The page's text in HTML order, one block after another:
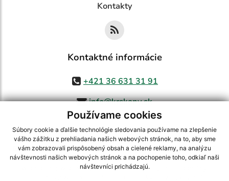
Používame cookies
Súbory cookie a ďalšie technológie sledovania používame na zlepšenie
vášho zážitku z prehliadania našich webových stránok, na to, aby sme
vám zobrazovali prispôsobený obsah a cielené reklamy, na analýzu
návštevnosti našich webových stránok a na pochopenie toho, odkiaľ naši
návštevníci prichádzajú.
Kontakty
Kontaktné informácie
+421 36 631 31 91
info@krskany.sk
využite možnosť získavania aktuálnych informácií s využitím RSS
CMS systém (redakčný) systém ECHELON 2,Mapa stránok,web portál
webex.digital, s.r.o.,domény,registrácia domény